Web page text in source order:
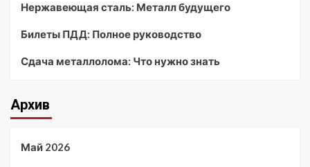
Нержавеющая сталь: Металл будущего
Билеты ПДД: Полное руководство
Сдача металлолома: Что нужно знать
Архив
Май 2026